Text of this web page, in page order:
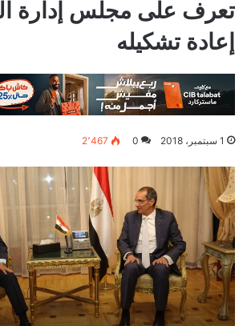
تعرف على مجلس إدارة
إعادة تشكيله
1 سبتمبر، 2018 0 2٬467